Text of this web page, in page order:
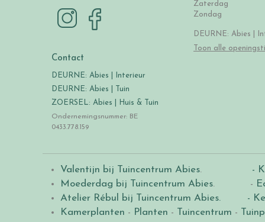
Contact
DEURNE: Abies | Interieur
DEURNE: Abies | Tuin
ZOERSEL: Abies | Huis & Tuin
Ondernemingsnummer: BE
0433.778.159
Zaterdag
Zondag
DEURNE: Abies |
Toon alle
Valentijn bij Tuincentrum Abies.
-
Moederdag bij Tuincentrum Abies. -
Atelier Rébul bij Tuincentrum Abies.
-
Kamerplanten - Planten - Tuincentrum -